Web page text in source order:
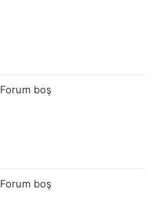
Forum boş
Forum boş